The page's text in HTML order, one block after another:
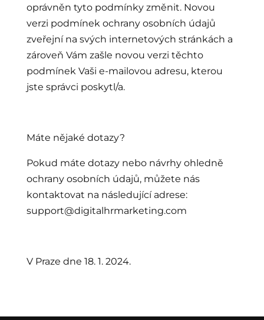
oprávněn tyto podmínky změnit. Novou
verzi podmínek ochrany osobních údajů
zveřejní na svých internetových stránkách a
zároveň Vám zašle novou verzi těchto
podmínek Vaši e-mailovou adresu, kterou
jste správci poskytl/a.
Máte nějaké dotazy?
Pokud máte dotazy nebo návrhy ohledně
ochrany osobních údajů, můžete nás
kontaktovat na následující adrese:
support@digitalhrmarketing.com
V Praze dne 18. 1. 2024.